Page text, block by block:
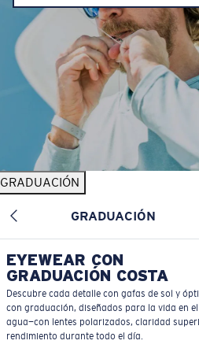
GRADUACIÓN
GRADUACIÓN
EYEWEAR CON
GRADUACIÓN COSTA
Descubre cada detalle con gafas de sol y
con graduación, diseñados para la vida en el
agua—con lentes polarizados, claridad
rendimiento durante todo el día.